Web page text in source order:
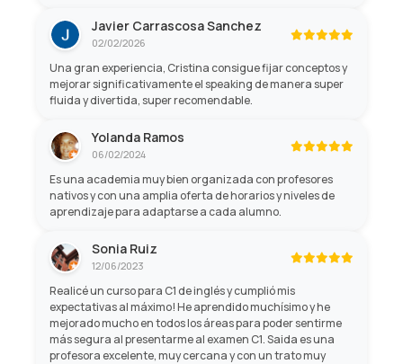
Javier Carrascosa Sanchez
02/02/2026
Una gran experiencia, Cristina consigue fijar conceptos y
mejorar significativamente el speaking de manera super
fluida y divertida, super recomendable.
Yolanda Ramos
06/02/2024
Es una academia muy bien organizada con profesores
nativos y con una amplia oferta de horarios y niveles de
aprendizaje para adaptarse a cada alumno.
Sonia Ruiz
12/06/2023
Realicé un curso para C1 de inglés y cumplió mis
expectativas al máximo! He aprendido muchísimo y he
mejorado mucho en todos los áreas para poder sentirme
más segura al presentarme al examen C1. Saida es una
profesora excelente, muy cercana y con un trato muy